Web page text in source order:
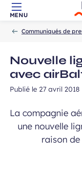
Aller au contenu principal
MENU
Communiqués de
Nouvelle
avec
Publié le 27 avril 2018
La compagnie
une nouvelle
raison